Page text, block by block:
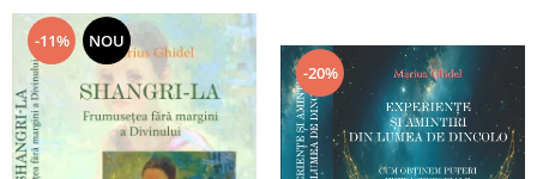
-11% NOU
-20%